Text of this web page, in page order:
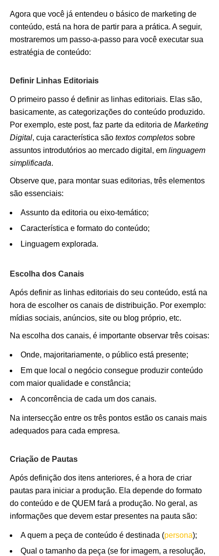
Agora que você já entendeu o básico de marketing de
conteúdo, está na hora de partir para a prática. A seguir,
mostraremos um passo-a-passo para você executar sua
estratégia de conteúdo:
Definir Linhas Editoriais
O primeiro passo é definir as linhas editoriais. Elas são,
basicamente, as categorizações do conteúdo produzido.
Por exemplo, este post, faz parte da editoria de Marketing
Digital, cuja característica são textos completos sobre
assuntos introdutórios ao mercado digital, em linguagem
simplificada.
Observe que, para montar suas editorias, três elementos
são essenciais:
Assunto da editoria ou eixo-temático;
Característica e formato do conteúdo;
Linguagem explorada.
Escolha dos Canais
Após definir as linhas editoriais do seu conteúdo, está na
hora de escolher os canais de distribuição. Por exemplo:
mídias sociais, anúncios, site ou blog próprio, etc.
Na escolha dos canais, é importante observar três coisas:
Onde, majoritariamente, o público está presente;
Em que local o negócio consegue produzir conteúdo
com maior qualidade e constância;
A concorrência de cada um dos canais.
Na intersecção entre os três pontos estão os canais mais
adequados para cada empresa.
Criação de Pautas
Após definição dos itens anteriores, é a hora de criar
pautas para iniciar a produção. Ela depende do formato
do conteúdo e de QUEM fará a produção. No geral, as
informações que devem estar presentes na pauta são:
A quem a peça de conteúdo é destinada (persona);
Qual o tamanho da peça (se for imagem, a resolução,